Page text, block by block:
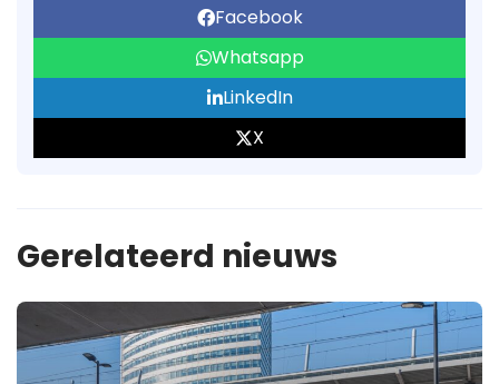
Facebook
Whatsapp
LinkedIn
X
Gerelateerd nieuws